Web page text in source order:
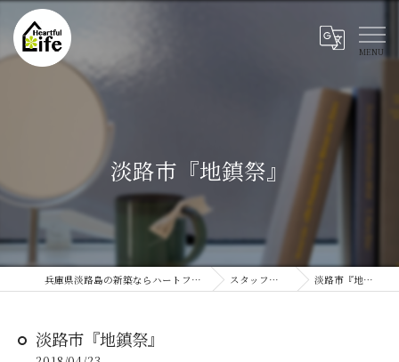
淡路市『地鎮祭』
兵庫県淡路島の新築ならハートフルライフ スタッフブログ 淡路市『地鎮祭』
淡路市『地鎮祭』